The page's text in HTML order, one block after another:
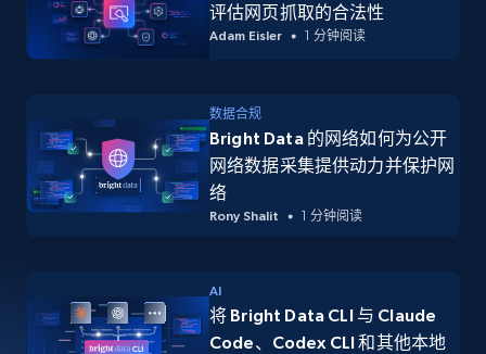
评估网页抓取的合法性
Adam Eisler 1 分钟阅读
数据合规
Bright Data 的网络如何为公开
网络数据采集提供动力并保护网
络
Rony Shalit 1 分钟阅读
AI
将 Bright Data CLI 与 Claude
Code、Codex CLI 和其他本地